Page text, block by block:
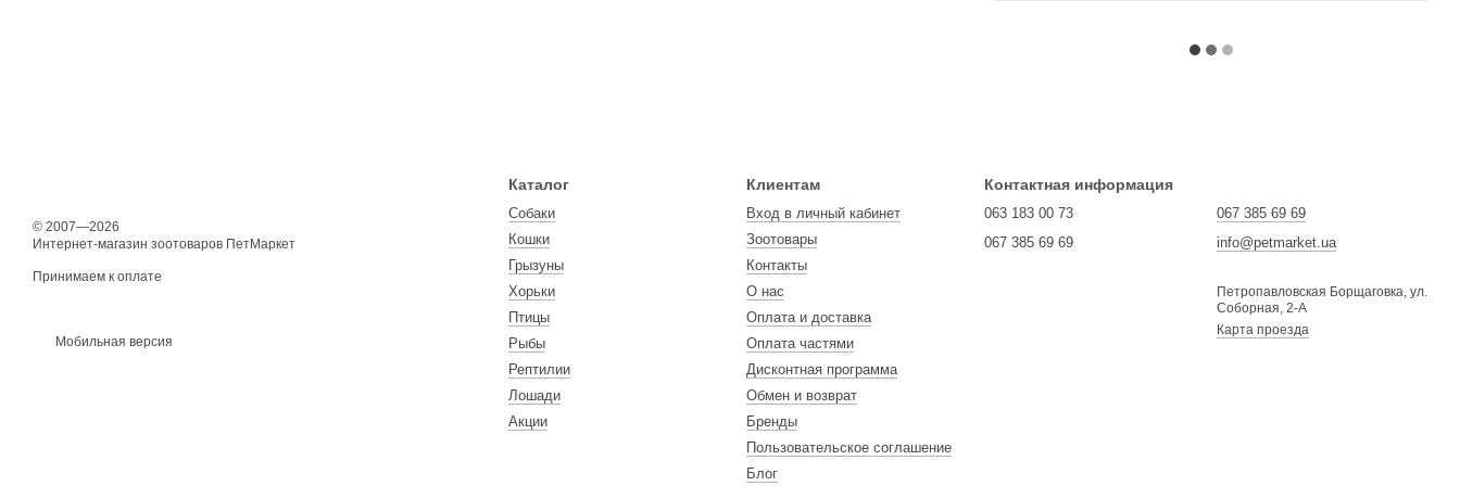
© 2007—2026
Интернет-магазин зоотоваров ПетМаркет
Принимаем к оплате
Мобильная версия
Каталог
Собаки
Кошки
Грызуны
Хорьки
Птицы
Рыбы
Рептилии
Лошади
Акции
Клиентам
Вход в личный кабинет
Зоотовары
Контакты
О нас
Оплата и доставка
Оплата частями
Дисконтная программа
Обмен и возврат
Бренды
Пользовательское соглашение
Блог
Контактная информация
063 183 00 73
067 385 69 69
067 385 69 69
info@petmarket.ua
Петропавловская Борщаговка, ул.
Соборная, 2-А
Карта проезда